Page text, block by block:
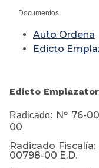
Documentos
Auto Ordena
Edicto
Edicto
Radicado: N° 76-
00
Radicado Fiscalía:
00798-00 E.D.